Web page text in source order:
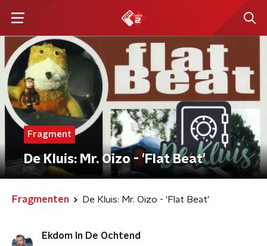
Fragment
De Kluis: Mr. Oizo - 'Flat Beat'
Fragmenten De Kluis: Mr. Oizo - 'Flat Beat'
Ekdom In De Ochtend